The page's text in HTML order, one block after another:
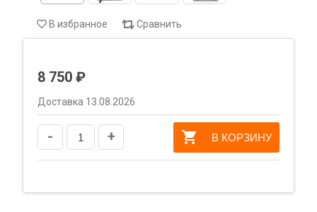
В избранное Сравнить
8 750 ₽
Доставка 13.08.2026
- + В КОРЗИНУ